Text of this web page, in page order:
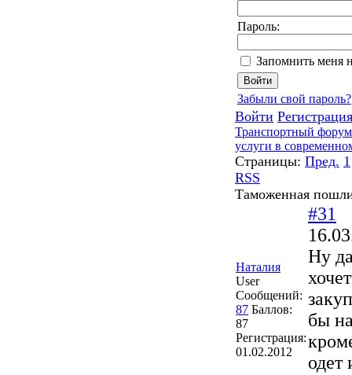
Пароль:
Запомнить меня
Забыли свой пароль?
Войти Регистрация
Транспортный
услуги в
Страницы: Пред. 1
RSS
Таможенная
Наталия
User
Сообщений:
87 Баллов:
87
Регистрация:
01.02.2012
#31
Ну
бы
одет